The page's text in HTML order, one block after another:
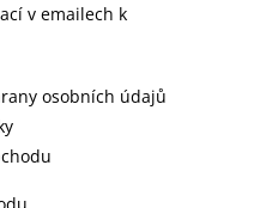
v emailech k
osobních údajů